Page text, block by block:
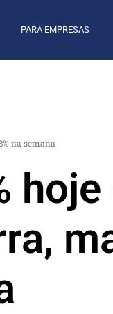
PARA EMPRESAS
na semana